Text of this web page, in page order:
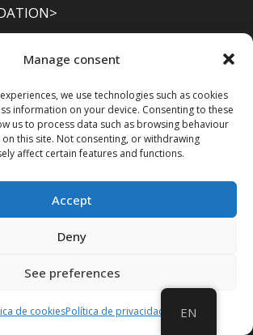
Manage consent
we use technologies such as cookies
information on your device. Consenting to these
us to process data such as browsing behaviour
this site. Not consenting, or withdrawing
affect certain features and functions.
Accept
Deny
See preferences
de cookiesPolítica de privacidad
Museum (Alicante
SEAT OF THE PROVINCIAL
Suscríbete a
Newsletter
EN